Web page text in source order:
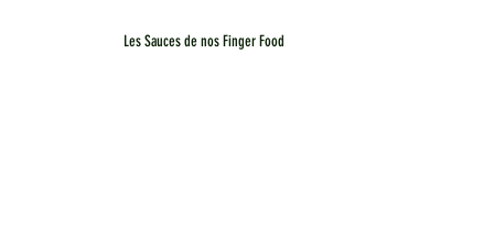
Les Sauces de nos Finger Food